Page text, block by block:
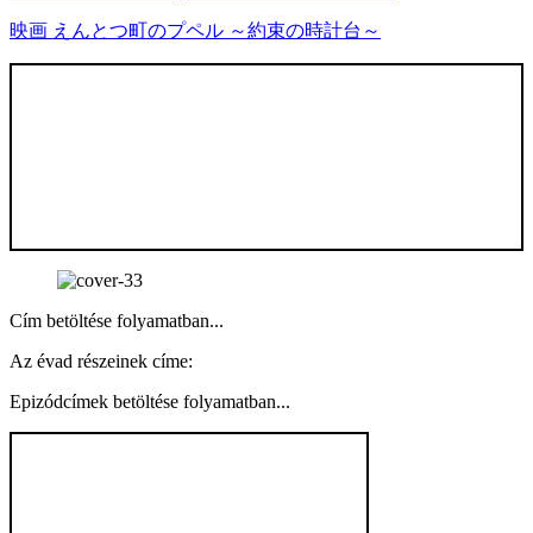
映画 えんとつ町のプペル ～約束の時計台～
Cím betöltése folyamatban...
Az évad részeinek címe:
Epizódcímek betöltése folyamatban...